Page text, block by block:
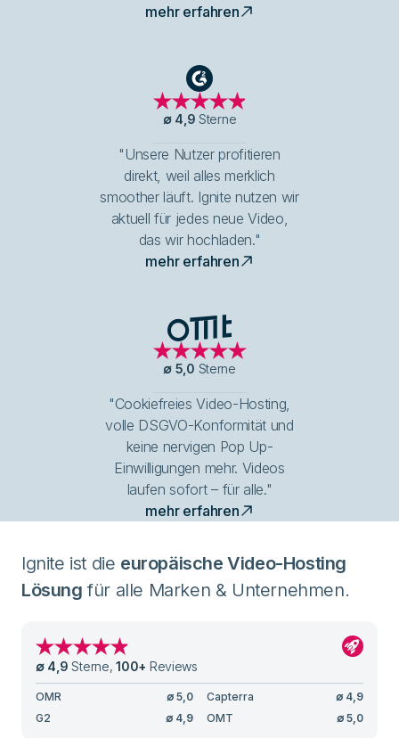
mehr erfahren
G2
∅ 4,9 Sterne
"Unsere Nutzer profitieren
direkt, weil alles merklich
smoother läuft. Ignite nutzen wir
aktuell für jedes neue Video,
das wir hochladen."
mehr erfahren
OMT Logo
∅ 5,0 Sterne
"Cookiefreies Video-Hosting,
volle DSGVO-Konformität und
keine nervigen Pop Up-
Einwilligungen mehr. Videos
laufen sofort – für alle."
mehr erfahren
Ignite ist die europäische Video-Hosting
Lösung für alle Marken & Unternehmen.
∅ 4,9 Sterne,100+ Reviews
OMR ∅ 5,0 Capterra ∅ 4,9
G2
∅ 4,9 OMT ∅ 5,0